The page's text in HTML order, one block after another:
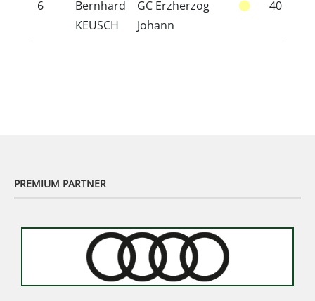
6
Bernhard
KEUSCH
GC Erzherzog
Johann
40
PREMIUM PARTNER